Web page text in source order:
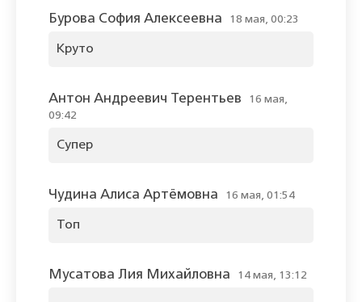
Бурова София Алексеевна 18 мая, 00:23
Круто
Антон Андреевич Терентьев
16 мая,
09:42
Супер
Чудина Алиса Артёмовна 16 мая, 01:54
Топ
Мусатова Лия Михайловна 14 мая, 13:12